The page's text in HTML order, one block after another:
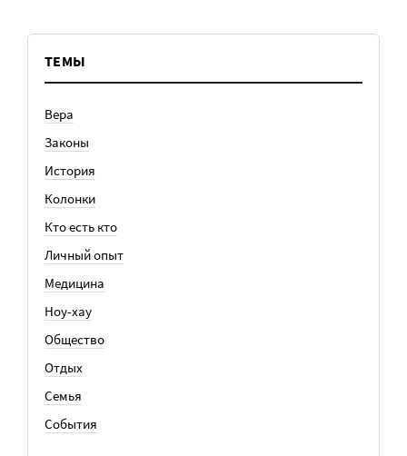
ТЕМЫ
Вера
Законы
История
Колонки
Кто есть кто
Личный опыт
Медицина
Ноу-хау
Общество
Отдых
Семья
События